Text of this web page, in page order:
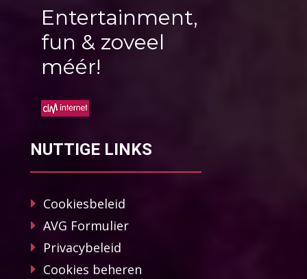
Entertainment,
fun & zoveel
méér!
NUTTIGE LINKS
Cookiesbeleid
AVG Formulier
Privacybeleid
Cookies beheren